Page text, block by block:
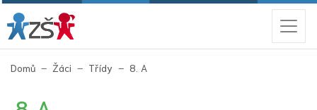
Domů Žáci Třídy 8. A